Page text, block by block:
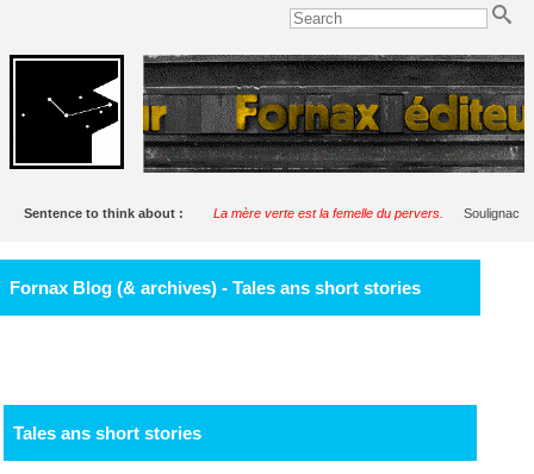
Sentence to think about : La mère verte est la femelle du pervers. Soulignac
Fornax Blog (& archives) - Tales ans short stories
Tales ans short stories